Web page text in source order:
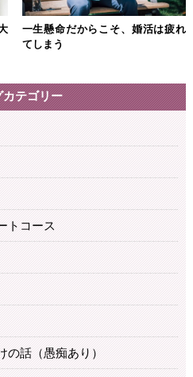
一生懸命だからこそ、婚活は疲れ
てしまう
カテゴリー
トコース
話（愚痴あり）